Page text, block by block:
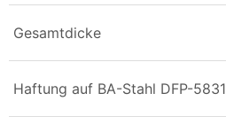
Gesamtdicke
Haftung auf BA-Stahl DFP-5831